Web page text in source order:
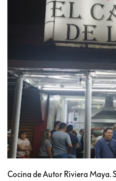
Cocina de Autor Riviera Maya.